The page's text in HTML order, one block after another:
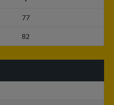
77
82